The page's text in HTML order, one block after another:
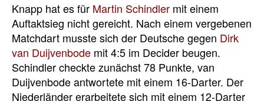
Knapp hat es für Martin Schindler mit einem
Auftaktsieg nicht gereicht. Nach einem vergebenen
Matchdart musste sich der Deutsche gegen Dirk
van Duijvenbode mit 4:5 im Decider beugen.
Schindler checkte zunächst 78 Punkte, van
Duijvenbode antwortete mit einem 16-Darter. Der
Niederländer erarbeitete sich mit einem 12-Darter